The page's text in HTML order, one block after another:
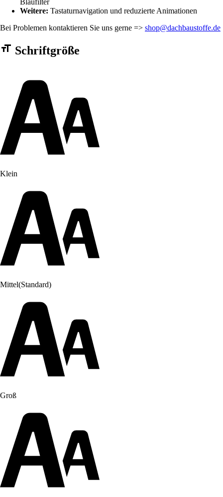
Weitere: Tastaturnavigation und reduzierte Animationen
Bei Problemen kontaktieren Sie uns gerne => shop@dachbaustoffe.de
Barrierefreiheit Einstellungen Formular
Schriftgröße
Klein
Mittel(Standard)
Groß